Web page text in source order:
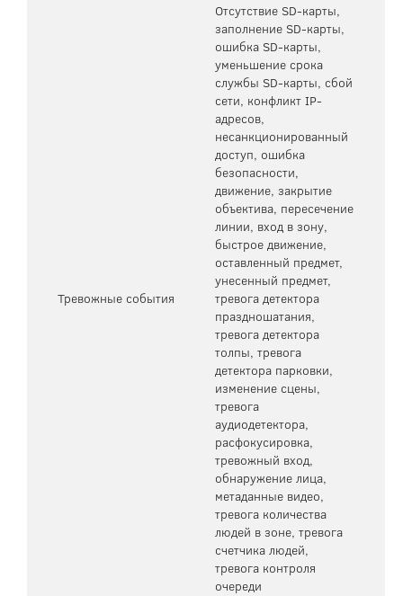
Тревожные события
Отсутствие SD-карты,
заполнение SD-карты,
ошибка SD-карты,
уменьшение срока
службы SD-карты, сбой
сети, конфликт IP-
адресов,
несанкционированный
доступ, ошибка
безопасности,
движение, закрытие
объектива, пересечение
линии, вход в зону,
быстрое движение,
оставленный предмет,
унесенный предмет,
тревога детектора
праздношатания,
тревога детектора
толпы, тревога
детектора парковки,
изменение сцены,
тревога
аудиодетектора,
расфокусировка,
тревожный вход,
обнаружение лица,
метаданные видео,
тревога количества
людей в зоне, тревога
счетчика людей,
тревога контроля
очереди